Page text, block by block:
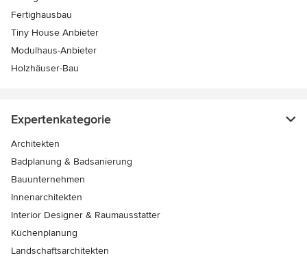
Fertighausbau
Tiny House Anbieter
Modulhaus-Anbieter
Holzhäuser-Bau
Expertenkategorie
Architekten
Badplanung & Badsanierung
Bauunternehmen
Innenarchitekten
Interior Designer & Raumausstatter
Küchenplanung
Landschaftsarchitekten